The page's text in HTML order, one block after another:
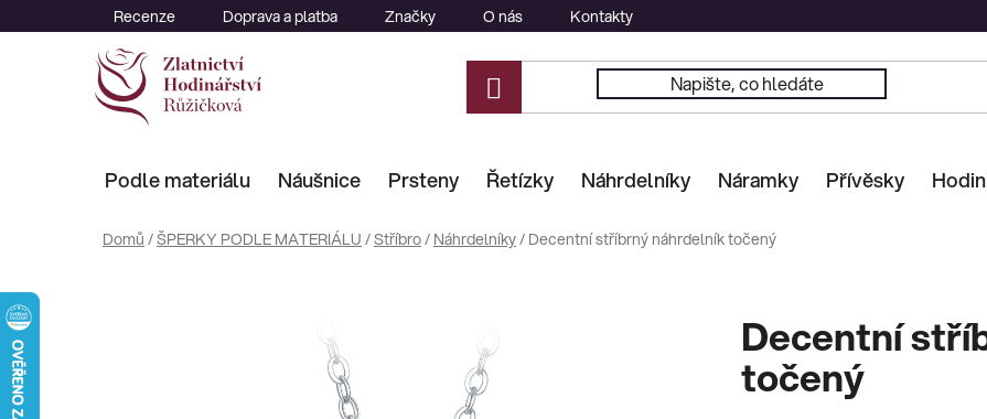
na
Recenze Doprava a platba Značky O nás Kontakty
Podle materiálu Náušnice Prsteny Řetízky Náhrdelníky Náramky Přívěsky
Domů /ŠPERKY PODLE MATERIÁLU /Stříbro/ Náhrdelníky/ Decentní stříbrný náhrdelník točený
Decentní
točený